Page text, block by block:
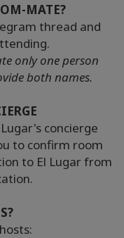
MATE?
thread and
only one person
both names.
concierge
to confirm room
to El Lugar from